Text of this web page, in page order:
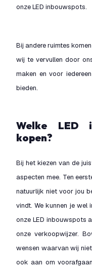
onze LED inbouwspots.
Bij andere ruimtes
wij te vervullen door
maken en voor
bieden.
Welke LED inbouwspots moet ik
kopen?
Bij het kiezen van de
aspecten mee. Ten
natuurlijk niet voor jou
vindt. We kunnen je wel
onze LED inbouwspots
onze verkoopwijzer.
wensen waarvan wij
ook aan om